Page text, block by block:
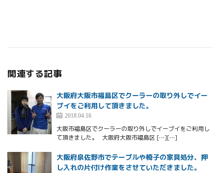
関連する記事
大阪府大阪市福島区でクーラーの取り外しでイー
ブイをご利用して頂きました。
2018.04.16
大阪市福島区でクーラーの取り外しでイーブイをご利用し
て頂きました。 大阪府大阪市福島区 […][…]
大阪府泉佐野市でテーブルや椅子の家具処分、押
し入れの片付け作業をさせていただきました。